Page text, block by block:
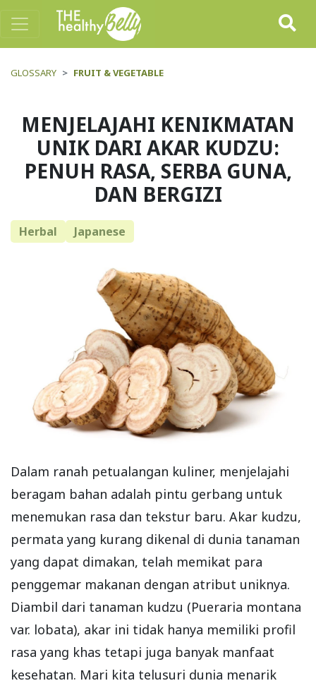
GLOSSARY FRUIT & VEGETABLE
MENJELAJAHI KENIKMATAN
UNIK DARI AKAR KUDZU:
PENUH RASA, SERBA GUNA,
DAN BERGIZI
Herbal Japanese
Dalam ranah petualangan kuliner, menjelajahi
beragam bahan adalah pintu gerbang untuk
menemukan rasa dan tekstur baru. Akar kudzu,
permata yang kurang dikenal di dunia tanaman
yang dapat dimakan, telah memikat para
penggemar makanan dengan atribut uniknya.
Diambil dari tanaman kudzu (Pueraria montana
var. lobata), akar ini tidak hanya memiliki profil
rasa yang khas tetapi juga banyak manfaat
kesehatan. Mari kita telusuri dunia menarik